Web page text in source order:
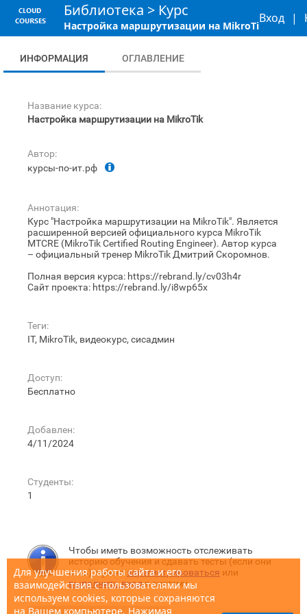
Библиотека > Курс
Настройка маршрутизации на MikroTik
Вход |
ИНФОРМАЦИЯ ОГЛАВЛЕНИЕ
Название курса:
Настройка маршрутизации на MikroTik
Автор:
курсы-по-ит.рф
Аннотация:
Курс "Настройка маршрутизации на MikroTik". Является
расширенной версией официального курса MikroTik
MTCRE (MikroTik Certified Routing Engineer). Автор курса
– официальный тренер MikroTik Дмитрий Скоромнов.
Полная версия курса: https://rebrand.ly/cv03h4r
Сайт проекта: https://rebrand.ly/i8wp65x
Теги:
IT, MikroTik, видеокурс, сисадмин
Доступ:
Бесплатно
Добавлен:
4/11/2024
Студенты:
1
Чтобы иметь возможность отслеживать
историю обучения и сдавать тесты (если они
есть), нужно зарегистрироваться или
выполнить входв систему.
Для улучшения работы сайта и его
взаимодействия с пользователями мы
используем cookies, которые сохраняются
на Вашем компьютере. Нажимая